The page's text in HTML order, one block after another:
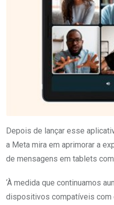
Depois de lançar esse
a Meta mira em aprimorar a
de mensagens em tablets
‘À medida que continuamos
dispositivos compatíveis com